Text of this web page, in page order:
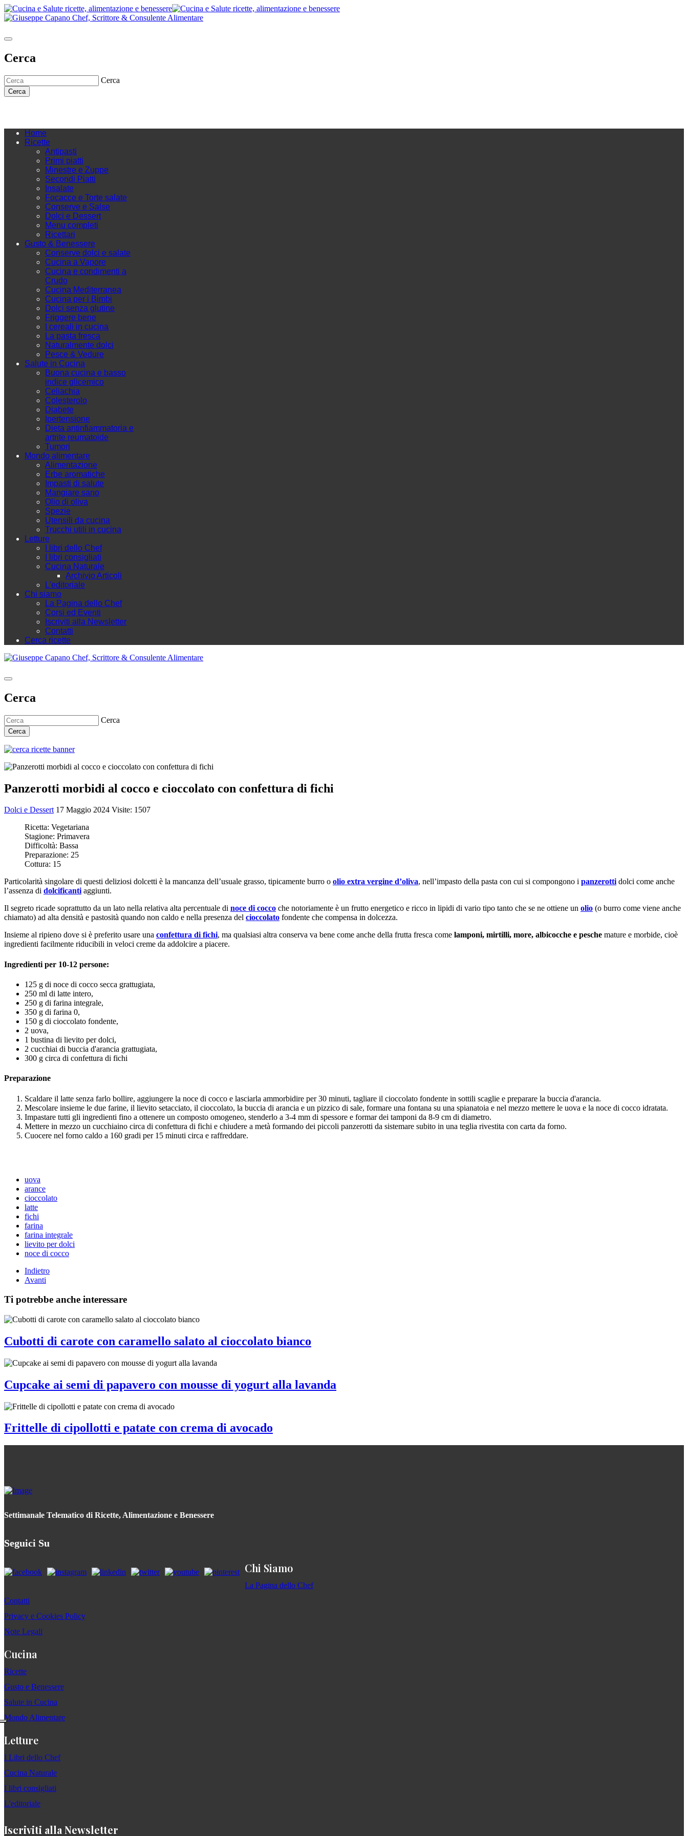
Cerca
Cerca
Cerca
Home
Ricette
Antipasti
Primi piatti
Minestre e Zuppe
Secondi Piatti
Insalate
Focacce e Torte salate
Conserve e Salse
Dolci e Dessert
Menu completi
Ricettari
Gusto & Benessere
Conserve dolci e salate
Cucina a Vapore
Cucina e condimenti a
Crudo
Cucina Mediterranea
Cucina per i Bimbi
Dolci senza glutine
Friggere bene
I cereali in cucina
La pasta fresca
Naturalmente dolci
Pesce & Vedure
Salute in Cucina
Buona cucina e basso
indice glicemico
Celiachia
Colesterolo
Diabete
Ipertensione
Dieta antinfiammatoria e
artrite reumatoide
Tumori
Mondo alimentare
Alimentazione
Erbe aromatiche
Impasti di salute
Mangiare sano
Olio di oliva
Spezie
Utensili da cucina
Trucchi utili in cucina
Letture
I libri dello Chef
I libri consigliati
Cucina Naturale
Archivio Articoli
L'editoriale
Chi siamo
La Pagina dello Chef
Corsi ed Eventi
Iscriviti alla Newsletter
Contatti
Cerca ricette
Cerca
Cerca
Cerca
Panzerotti morbidi al cocco e cioccolato con confettura di fichi
Dolci e Dessert 17 Maggio 2024 Visite: 1507
Ricetta: Vegetariana
Stagione: Primavera
Difficoltà: Bassa
Preparazione: 25
Cottura: 15
Particolarità singolare di questi deliziosi dolcetti è la mancanza dell’usuale grasso, tipicamente burro o olio extra vergine d’oliva, nell’impasto della pasta con cui si compongono i panzerottidolci come anche
l’assenza di dolcificantiaggiunti.
Il segreto ricade soprattutto da un lato nella relativa alta percentuale di noce di cocco che notoriamente è un frutto energetico e ricco in lipidi di vario tipo tanto che se ne ottiene un olio (o burro come viene anche
chiamato) ad alta densità e pastosità quando non caldo e nella presenza del cioccolato fondente che compensa in dolcezza.
Insieme al ripieno dove si è preferito usare una confettura di fichi, ma qualsiasi altra conserva va bene come anche della frutta fresca come lamponi, mirtilli, more, albicocche e pesche mature e morbide, cioè
ingredienti facilmente riducibili in veloci creme da addolcire a piacere.
Ingredienti per 10-12 persone:
125 g di noce di cocco secca grattugiata,
250 ml di latte intero,
250 g di farina integrale,
350 g di farina 0,
150 g di cioccolato fondente,
2 uova,
1 bustina di lievito per dolci,
2 cucchiai di buccia d'arancia grattugiata,
300 g circa di confettura di fichi
Preparazione
Scaldare il latte senza farlo bollire, aggiungere la noce di cocco e lasciarla ammorbidire per 30 minuti, tagliare il cioccolato fondente in sottili scaglie e preparare la buccia d'arancia.
Mescolare insieme le due farine, il lievito setacciato, il cioccolato, la buccia di arancia e un pizzico di sale, formare una fontana su una spianatoia e nel mezzo mettere le uova e la noce di cocco idratata.
Impastare tutti gli ingredienti fino a ottenere un composto omogeneo, stenderlo a 3-4 mm di spessore e formar dei tamponi da 8-9 cm di diametro.
Mettere in mezzo un cucchiaino circa di confettura di fichi e chiudere a metà formando dei piccoli panzerotti da sistemare subito in una teglia rivestita con carta da forno.
Cuocere nel forno caldo a 160 gradi per 15 minuti circa e raffreddare.
uova
arance
cioccolato
latte
fichi
farina
farina integrale
lievito per dolci
noce di cocco
Indietro
Avanti
Ti potrebbe anche interessare
Cubotti di carote con caramello salato al cioccolato bianco
Cupcake ai semi di papavero con mousse di yogurt alla lavanda
Frittelle di cipollotti e patate con crema di avocado
Settimanale Telematico di Ricette, Alimentazione e Benessere
Seguici Su
Chi Siamo
La Pagina dello Chef
Contatti
Privacy e Cookies Policy
Note Legali
Cucina
Ricette
Gusto e Benessere
Salute in Cucina
Mondo Alimentare
Letture
I Libri dello Chef
Cucina Naturale
I libri consigliati
L'editoriale
Iscriviti alla Newsletter